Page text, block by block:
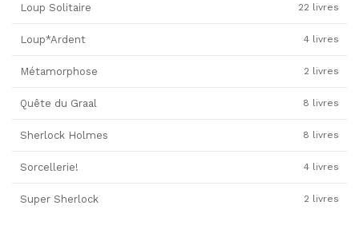
Loup Solitaire 22 livres
Loup*Ardent 4 livres
Métamorphose 2 livres
Quête du Graal 8 livres
Sherlock Holmes 8 livres
Sorcellerie! 4 livres
Super Sherlock 2 livres